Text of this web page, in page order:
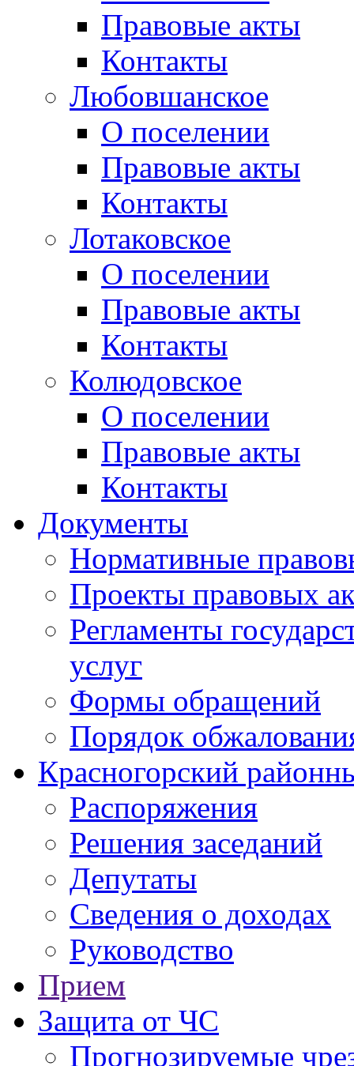
Правовые акты
Контакты
Любовшанское
О поселении
Правовые акты
Контакты
Лотаковское
О поселении
Правовые акты
Контакты
Колюдовское
О поселении
Правовые акты
Контакты
Документы
Нормативные
Проекты правовых
Регламенты
услуг
Формы обращений
Порядок
Красногорский
Распоряжения
Решения заседаний
Депутаты
Сведения о доходах
Руководство
Прием
Защита от ЧС
Прогнозируемые